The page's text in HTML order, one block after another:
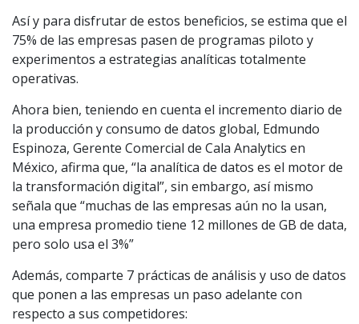
Así y para disfrutar de estos beneficios, se estima que el
75% de las empresas pasen de programas piloto y
experimentos a estrategias analíticas totalmente
operativas.
Ahora bien, teniendo en cuenta el incremento diario de
la producción y consumo de datos global, Edmundo
Espinoza, Gerente Comercial de Cala Analytics en
México, afirma que, “la analítica de datos es el motor de
la transformación digital”, sin embargo, así mismo
señala que “muchas de las empresas aún no la usan,
una empresa promedio tiene 12 millones de GB de data,
pero solo usa el 3%”
Además, comparte 7 prácticas de análisis y uso de datos
que ponen a las empresas un paso adelante con
respecto a sus competidores: